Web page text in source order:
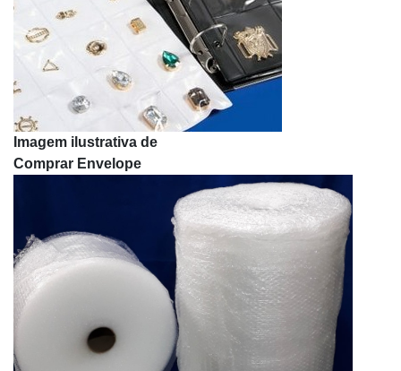
Envelope de segurança cinza
Envelope de segurança coex
Envelope de segurança coex plástico
Envelope de segurança colorido
Envelope de segurança com aba
Envelope de segurança com aba adesiva
Envelope de segurança com adesivo permanente
Envelope de segurança com lacre
Envelope de segurança de plástico
Envelope de segurança direto da fábrica
Envelope de segurança e sedex
Envelope de segurança fábrica
Envelope de segurança grande
Envelope de segurança inviolável
Envelope de segurança inviolável para empresa
Imagem ilustrativa de
Comprar Envelope